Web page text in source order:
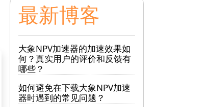
最新博客
大象NPV加速器的加速效果如
何？真实用户的评价和反馈有
哪些？
如何避免在下载大象NPV加速
器时遇到的常见问题？